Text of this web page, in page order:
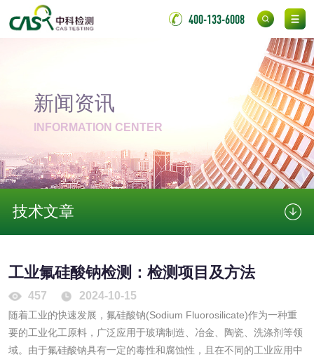
400-133-6008
新闻资讯
INFORMATION CENTER
技术文章
工业氟硅酸钠检测：检测项目及方法
457 2024-10-15
随着工业的快速发展，氟硅酸钠(Sodium Fluorosilicate)作为一种重
要的工业化工原料，广泛应用于玻璃制造、冶金、陶瓷、洗涤剂等领
域。由于氟硅酸钠具有一定的毒性和腐蚀性，且在不同的工业应用中
成分分析配方研发 驱蚊检测
霉菌污染分析
消毒产品备案 防螨除螨检测
化妆品
化妆品眼刺激试验 化妆品皮肤刺激试